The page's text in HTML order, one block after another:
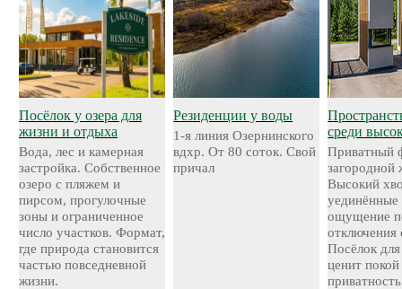
Посёлок у озера для
жизни и отдыха
Вода, лес и камерная
застройка. Собственное
озеро с пляжем и
пирсом, прогулочные
зоны и ограниченное
число участков. Формат,
где природа становится
частью повседневной
жизни.
Резиденции у воды
1-я линия Озернинского
вдхр. От 80 соток. Свой
причал
среди
Приватный
загородной
Высокий
уединённые
ощущение
отключения
Посёлок
ценит
приватность